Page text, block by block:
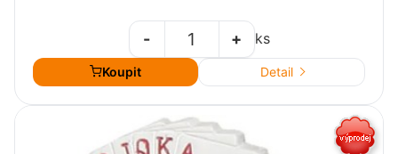
+
- ks
Koupit Detail